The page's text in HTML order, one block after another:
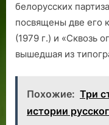
белорусских
посвящены две его
(1979 г.) и «Сквозь
вышедшая из
Похожие: Три
истории